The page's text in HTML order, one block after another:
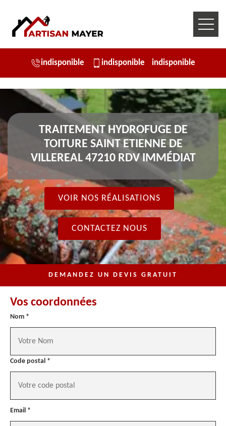
indisponible indisponible indisponible
TRAITEMENT HYDROFUGE DE
TOITURE SAINT ETIENNE DE
VILLEREAL 47210 RDV IMMÉDIAT
VOIR NOS RÉALISATIONS
CONTACTEZ NOUS
DEMANDEZ UN DEVIS GRATUIT
Vos coordonnées
Nom *
Code postal *
Email *